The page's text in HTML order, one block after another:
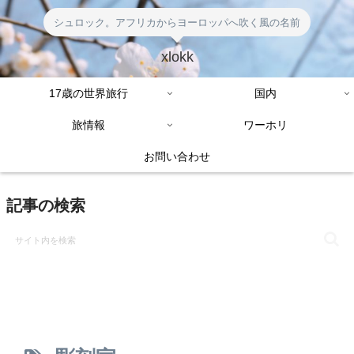
シュロック。アフリカからヨーロッパへ吹く風の名前
xlokk
17歳の世界旅行 国内
旅情報 ワーホリ
お問い合わせ
記事の検索